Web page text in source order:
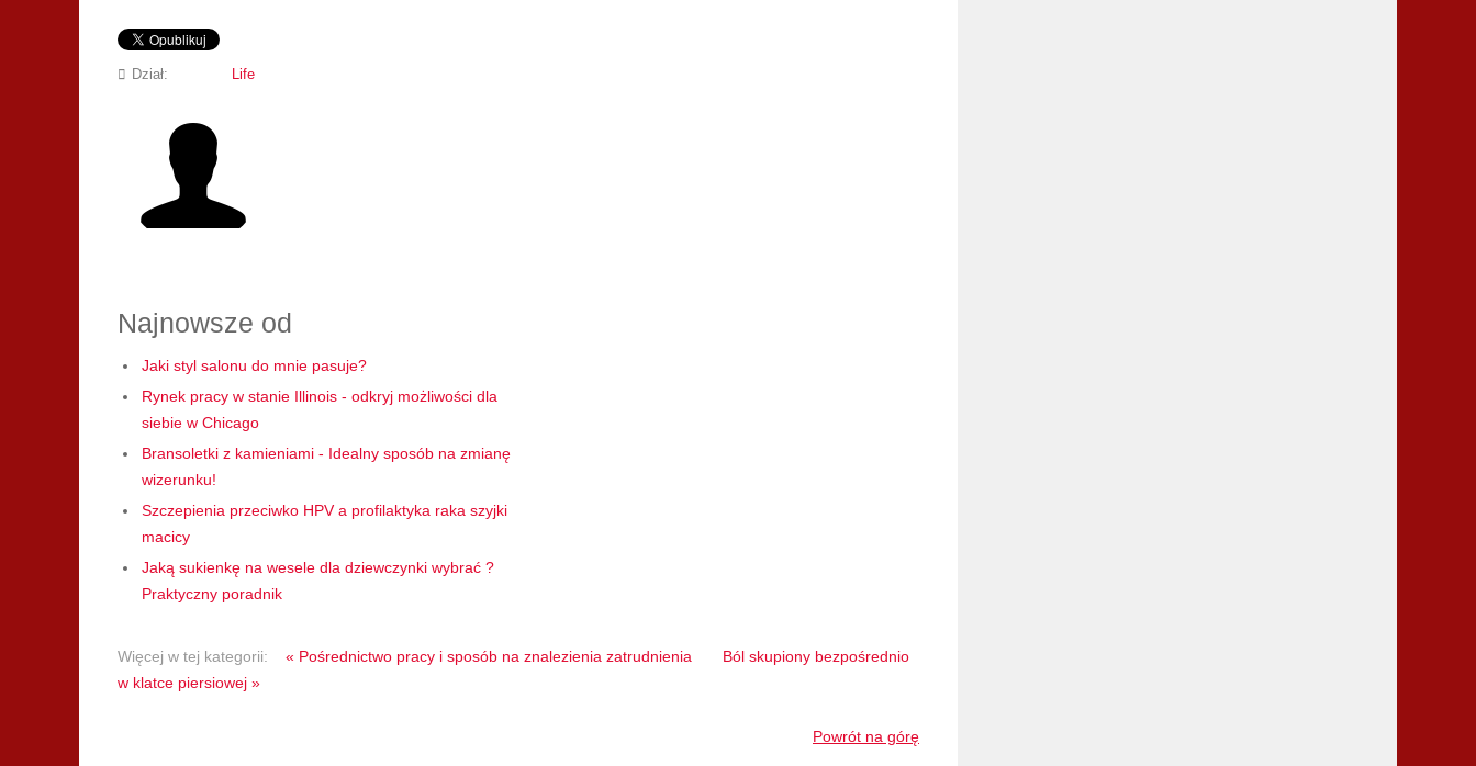
Dział: Life
Najnowsze od
Jaki styl salonu do mnie pasuje?
Rynek pracy w stanie Illinois - odkryj możliwości dla
siebie w Chicago
Bransoletki z kamieniami - Idealny sposób na zmianę
wizerunku!
Szczepienia przeciwko HPV a profilaktyka raka szyjki
macicy
Jaką sukienkę na wesele dla dziewczynki wybrać ?
Praktyczny poradnik
Więcej w tej kategorii: « Pośrednictwo pracy i sposób na znalezienia zatrudnienia
Ból skupiony bezpośrednio
w klatce piersiowej »
Powrót na górę